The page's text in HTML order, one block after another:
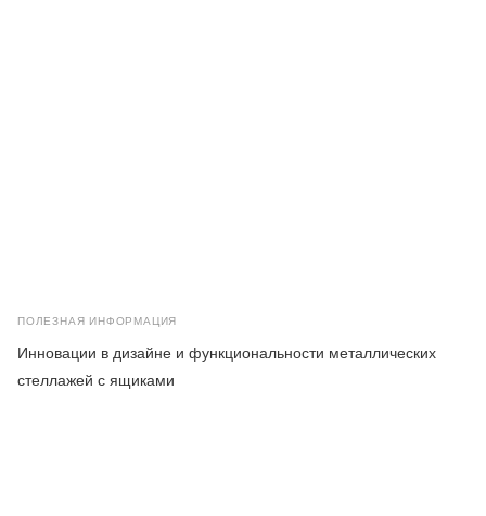
ПОЛЕЗНАЯ ИНФОРМАЦИЯ
Инновации в дизайне и функциональности металлических
стеллажей с ящиками